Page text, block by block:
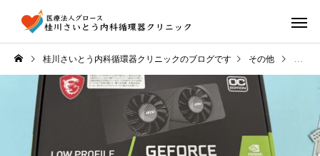
桂川さいとう内科循環器クリニックのブログです その他 クリ